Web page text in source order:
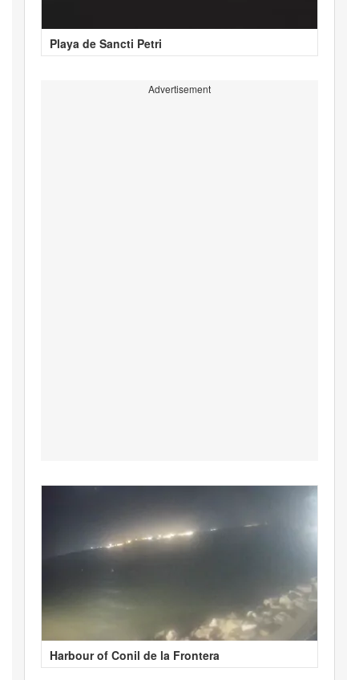
Playa de Sancti Petri
Advertisement
Harbour of Conil de la Frontera